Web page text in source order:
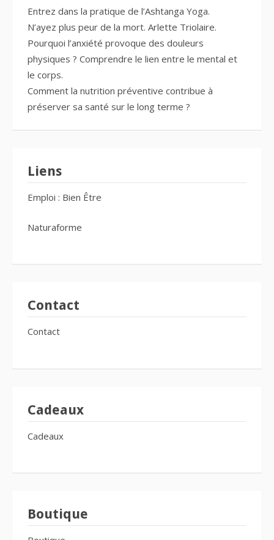
Entrez dans la pratique de l’Ashtanga Yoga.
N’ayez plus peur de la mort. Arlette Triolaire.
Pourquoi l’anxiété provoque des douleurs
physiques ? Comprendre le lien entre le mental et
le corps.
Comment la nutrition préventive contribue à
préserver sa santé sur le long terme ?
Liens
Emploi : Bien Être
Naturaforme
Contact
Contact
Cadeaux
Cadeaux
Boutique